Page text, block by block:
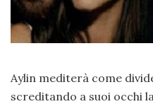
Aylin mediterà come
screditando a suoi occhi